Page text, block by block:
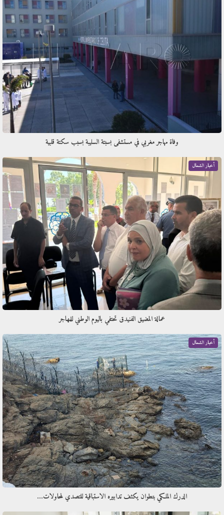
وفاة مهاجر مغربي في مستشفى بسبتة السليبة بسبب سكتة قلبية
أخبار الشمال
عمالة المضيق الفنيدق تحتفي باليوم الوطني للمهاجر
أخبار الشمال
الدرك الملكي بتطوان يكثف تدابيره الاستباقية للتصدي لمحاولات…